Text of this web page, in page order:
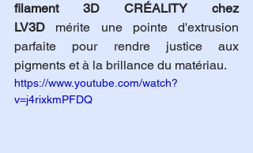
filament 3D CRÉALITY chez
LV3D mérite une pointe d'extrusion
parfaite pour rendre justice aux
pigments et à la brillance du matériau.
https://www.youtube.com/watch?
v=j4rixkmPFDQ